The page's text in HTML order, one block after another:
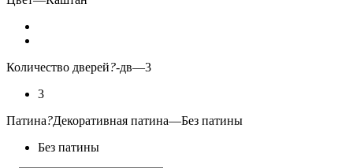
Количество дверей?-дв—3
3
Патина?Декоративная патина—Без патины
Без патины